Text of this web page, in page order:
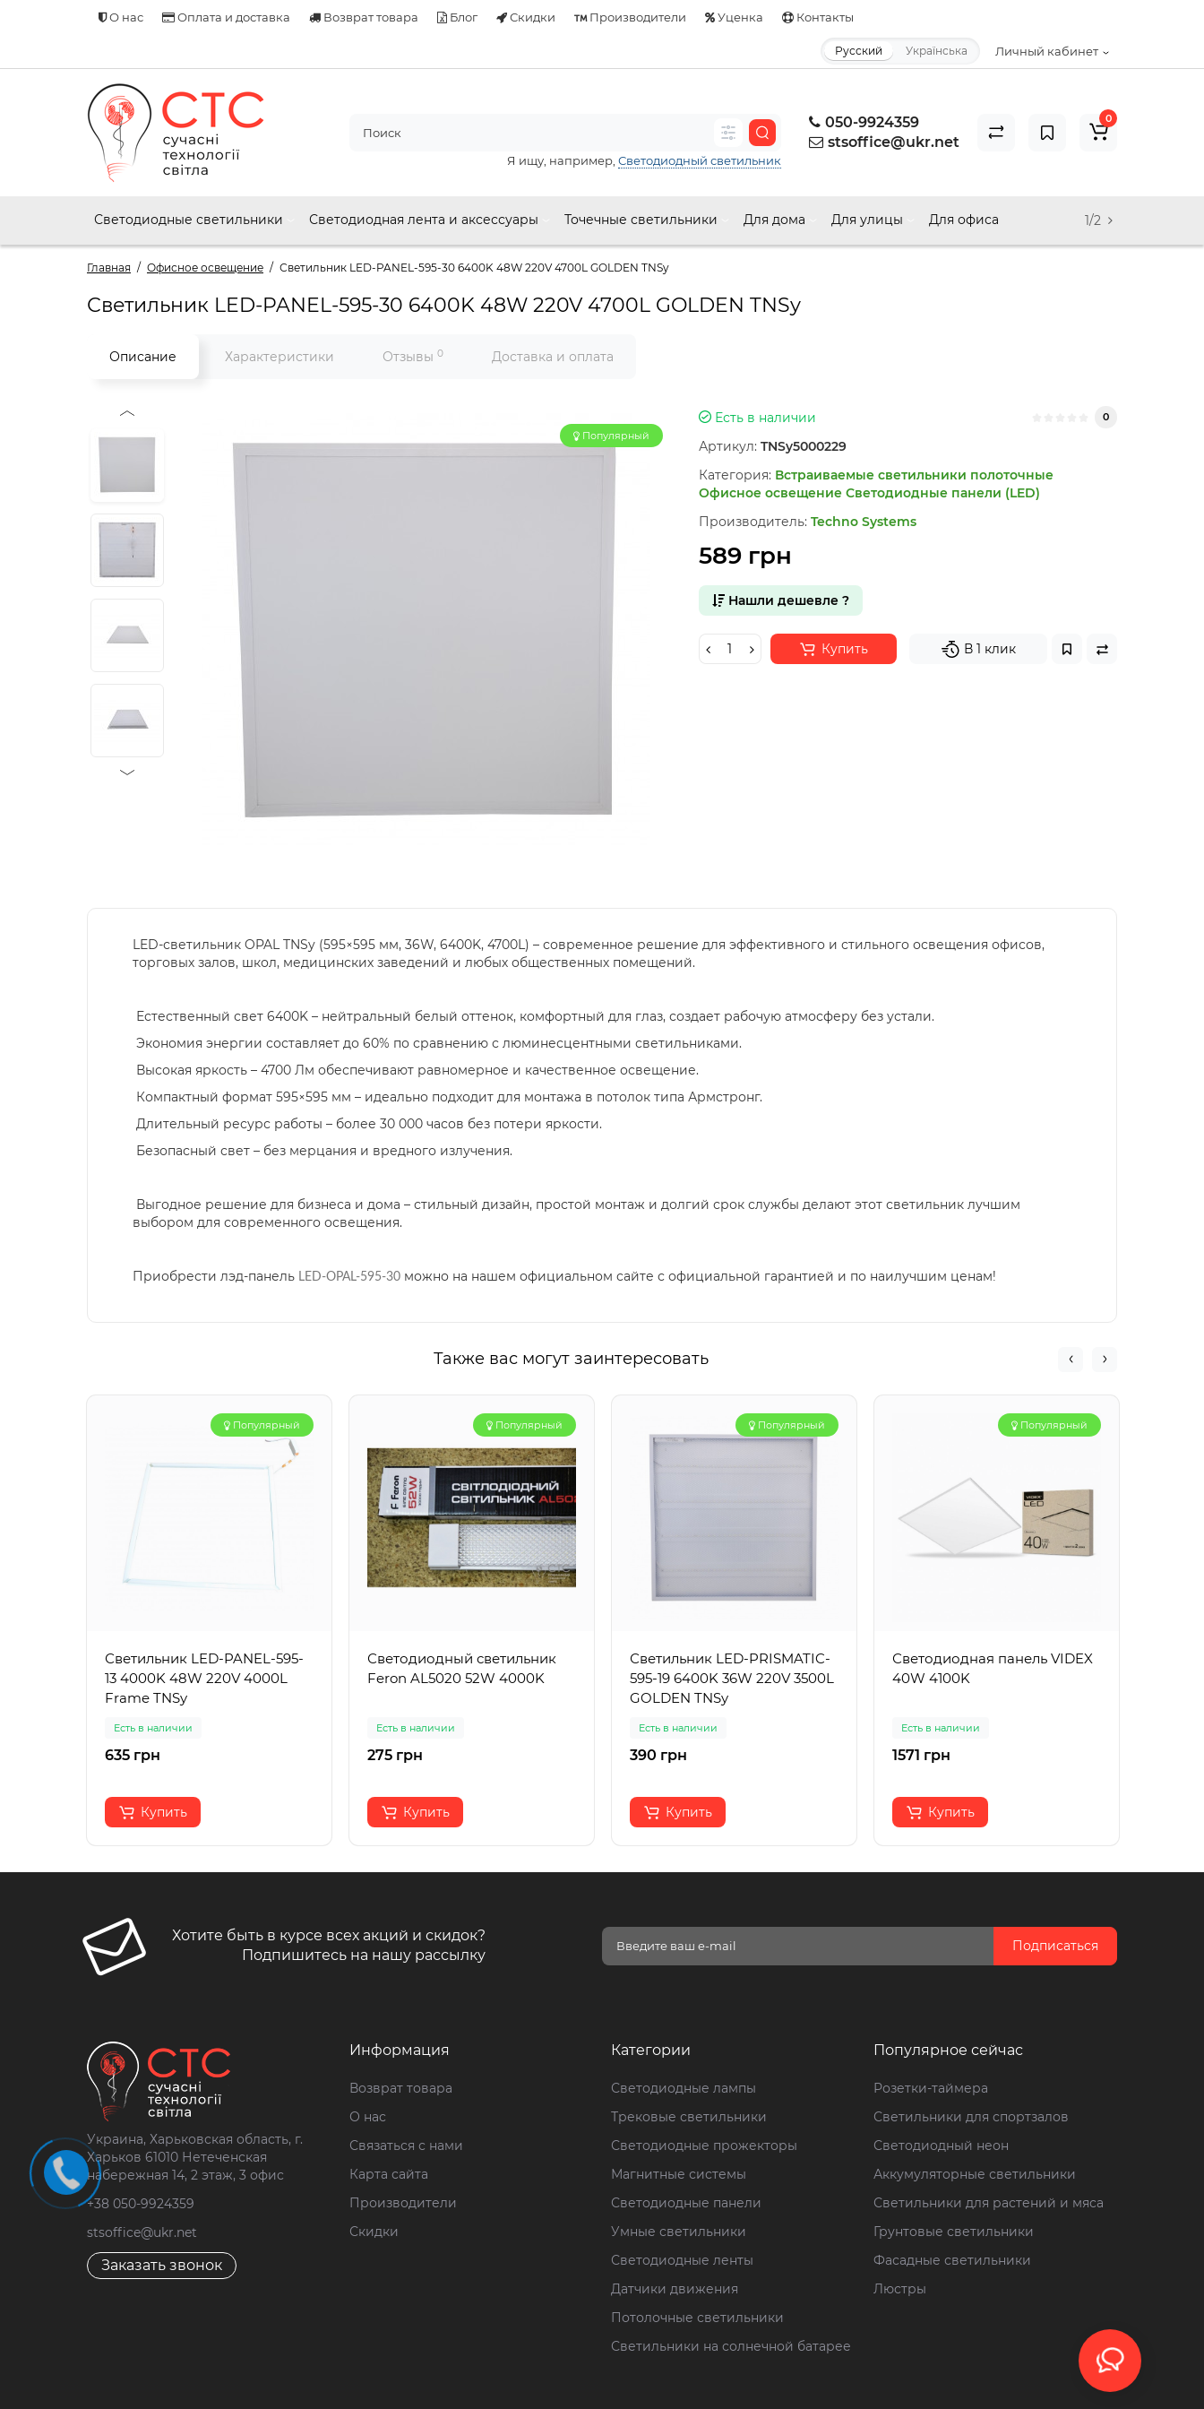
О нас Оплата и доставка Возврат товара Блог Скидки Производители Уценка Контакты
Личный кабинет
Русский Українська
050-9924359
stsoffice@ukr.net
Я ищу, например, Светодиодный светильник
0
Светодиодные светильники Светодиодная лента и аксессуары Точечные светильники Для дома Для улицы Для офиса 1/2
Главная Офисное освещение Светильник LED-PANEL-595-30 6400K 48W 220V 4700L GOLDEN TNSy
Светильник LED-PANEL-595-30 6400K 48W 220V 4700L GOLDEN TNSy
Описание Характеристики Отзывы 0 Доставка и оплата
Популярный
Есть в наличии 0
Артикул: TNSy5000229
Категория: Встраиваемые светильники полоточные
Офисное освещение Светодиодные панели (LED)
Производитель: Techno Systems
589 грн
Нашли дешевле ?
Купить В 1 клик
LED-светильник OPAL TNSy (595×595 мм, 36W, 6400K, 4700L) – современное решение для эффективного и стильного освещения офисов,
торговых залов, школ, медицинских заведений и любых общественных помещений.
Естественный свет 6400K – нейтральный белый оттенок, комфортный для глаз, создает рабочую атмосферу без устали.
Экономия энергии составляет до 60% по сравнению с люминесцентными светильниками.
Высокая яркость – 4700 Лм обеспечивают равномерное и качественное освещение.
Компактный формат 595×595 мм – идеально подходит для монтажа в потолок типа Армстронг.
Длительный ресурс работы – более 30 000 часов без потери яркости.
Безопасный свет – без мерцания и вредного излучения.
Выгодное решение для бизнеса и дома – стильный дизайн, простой монтаж и долгий срок службы делают этот светильник лучшим
выбором для современного освещения.
Приобрести лэд-панель LED-OPAL-595-30 можно на нашем официальном сайте с официальной гарантией и по наилучшим ценам!
Также вас могут заинтересовать
Популярный
Светильник LED-PANEL-595-
13 4000K 48W 220V 4000L
Frame TNSy
Есть в наличии
635 грн
Купить
Популярный
Светодиодный светильник
Feron AL5020 52W 4000K
Есть в наличии
275 грн
Купить
Популярный
Светильник LED-PRISMATIC-
595-19 6400K 36W 220V 3500L
GOLDEN TNSy
Есть в наличии
390 грн
Купить
Популярный
Светодиодная панель VIDEX
40W 4100K
Есть в наличии
1571 грн
Купить
Хотите быть в курсе всех акций и скидок?
Подпишитесь на нашу рассылку
Подписаться
Украина, Харьковская область, г.
Харьков 61010 Нетеченская
набережная 14, 2 этаж, 3 офис
+38 050-9924359
stsoffice@ukr.net
Заказать звонок
Информация
Возврат товара
О нас
Связаться с нами
Карта сайта
Производители
Скидки
Категории
Светодиодные лампы
Трековые светильники
Светодиодные прожекторы
Магнитные системы
Светодиодные панели
Умные светильники
Светодиодные ленты
Датчики движения
Потолочные светильники
Светильники на солнечной батарее
Популярное сейчас
Розетки-таймера
Светильники для спортзалов
Светодиодный неон
Аккумуляторные светильники
Светильники для растений и мяса
Грунтовые светильники
Фасадные светильники
Люстры